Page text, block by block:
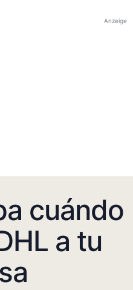
Anzeige
cuándo
a tu